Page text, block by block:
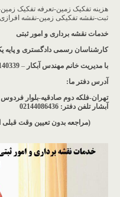
هزینه تفکیک زمین-تعرفه تفکیک
ثبت-نقشه تفکیکی زمین-نقشه
خدمات نقشه برداری و امور ثبتی
کارشناسان رسمی دادگستری و پایه
با مدیریت خانم مهندس آبکار –
09126140339
آدرس دفتر ما:
تهران-فلکه دوم صادقیه-بلوار
آبشار تلفن دفتر: 02144086436
(مراجعه بدون تعیین وقت قبلی